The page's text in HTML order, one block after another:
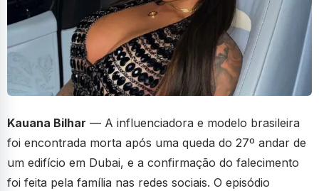
Kauana Bilhar — A influenciadora e modelo brasileira
foi encontrada morta após uma queda do 27º andar de
um edifício em Dubai, e a confirmação do falecimento
foi feita pela família nas redes sociais. O episódio